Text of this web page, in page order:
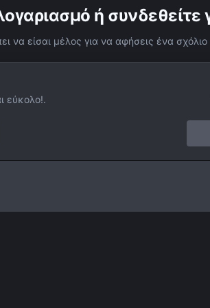
ή συνδεθείτε
να είσαι μέλος για να αφήσεις ένα σχόλιο
εύκολο!.